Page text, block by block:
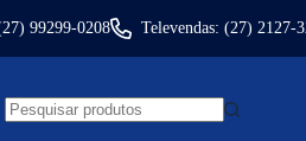
99299-0208 Televendas: (27) 2127-